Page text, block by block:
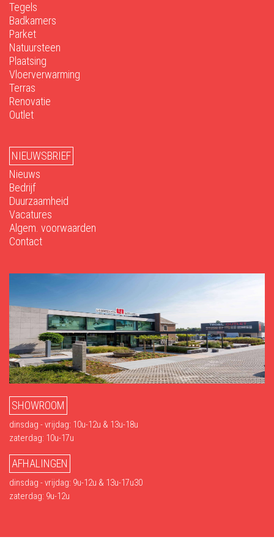
Tegels
Badkamers
Parket
Natuursteen
Plaatsing
Vloerverwarming
Terras
Renovatie
Outlet
NIEUWSBRIEF
Nieuws
Bedrijf
Duurzaamheid
Vacatures
Algem. voorwaarden
Contact
SHOWROOM
dinsdag - vrijdag: 10u-12u & 13u-18u
zaterdag: 10u-17u
AFHALINGEN
dinsdag - vrijdag: 9u-12u & 13u-17u30
zaterdag: 9u-12u